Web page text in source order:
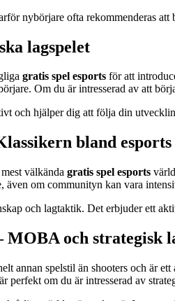
nybörjare ofta rekommenderas
lagspelet
gratis spel esports för att
Om du är intresserad av att
och hjälper dig att följa din
bland esports
välkända gratis spel esports
även om communityn kan vara
och lagtaktik. Det erbjuder ett
MOBA och strategisk
annan spelstil än shooters och är ett
om du är intresserad av